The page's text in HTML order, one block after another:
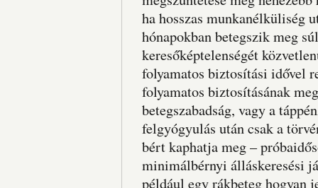
ha hosszas munkanélküliség
hónapokban betegszik meg
keresőképtelenségét
folyamatos biztosítási idővel
folyamatos biztosításának
betegszabadság, vagy a
felgyógyulás után csak a
bért kaphatja meg –
minimálbérnyi álláskeresési
például egy rákbeteg hogyan